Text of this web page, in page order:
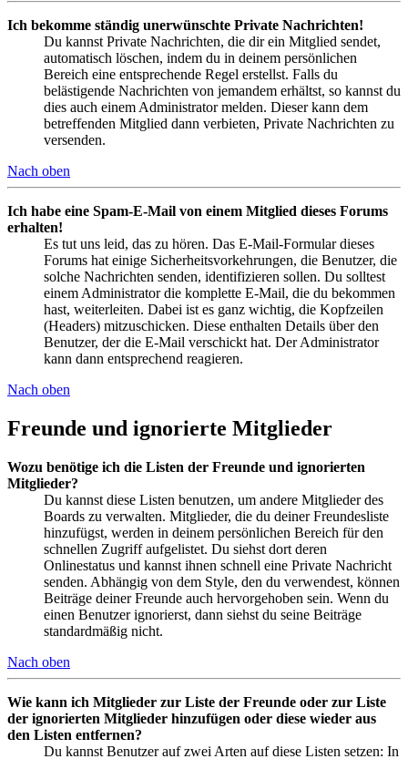
Ich bekomme ständig unerwünschte Private Nachrichten!
Du kannst Private Nachrichten, die dir ein Mitglied sendet,
automatisch löschen, indem du in deinem persönlichen
Bereich eine entsprechende Regel erstellst. Falls du
belästigende Nachrichten von jemandem erhältst, so kannst du
dies auch einem Administrator melden. Dieser kann dem
betreffenden Mitglied dann verbieten, Private Nachrichten zu
versenden.
Nach oben
Ich habe eine Spam-E-Mail von einem Mitglied dieses Forums
erhalten!
Es tut uns leid, das zu hören. Das E-Mail-Formular dieses
Forums hat einige Sicherheitsvorkehrungen, die Benutzer, die
solche Nachrichten senden, identifizieren sollen. Du solltest
einem Administrator die komplette E-Mail, die du bekommen
hast, weiterleiten. Dabei ist es ganz wichtig, die Kopfzeilen
(Headers) mitzuschicken. Diese enthalten Details über den
Benutzer, der die E-Mail verschickt hat. Der Administrator
kann dann entsprechend reagieren.
Nach oben
Freunde und ignorierte Mitglieder
Wozu benötige ich die Listen der Freunde und ignorierten
Mitglieder?
Du kannst diese Listen benutzen, um andere Mitglieder des
Boards zu verwalten. Mitglieder, die du deiner Freundesliste
hinzufügst, werden in deinem persönlichen Bereich für den
schnellen Zugriff aufgelistet. Du siehst dort deren
Onlinestatus und kannst ihnen schnell eine Private Nachricht
senden. Abhängig von dem Style, den du verwendest, können
Beiträge deiner Freunde auch hervorgehoben sein. Wenn du
einen Benutzer ignorierst, dann siehst du seine Beiträge
standardmäßig nicht.
Nach oben
Wie kann ich Mitglieder zur Liste der Freunde oder zur Liste
der ignorierten Mitglieder hinzufügen oder diese wieder aus
den Listen entfernen?
Du kannst Benutzer auf zwei Arten auf diese Listen setzen: In